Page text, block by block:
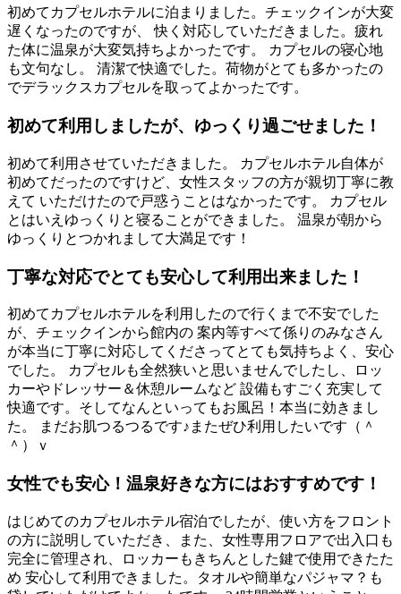
初めてカプセルホテルに泊まりました。チェックインが大変
遅くなったのですが、 快く対応していただきました。疲れ
た体に温泉が大変気持ちよかったです。 カプセルの寝心地
も文句なし。 清潔で快適でした。荷物がとても多かったの
でデラックスカプセルを取ってよかったです。
初めて利用しましたが、ゆっくり過ごせました！
初めて利用させていただきました。 カプセルホテル自体が
初めてだったのですけど、女性スタッフの方が親切丁寧に教
えて いただけたので戸惑うことはなかったです。 カプセル
とはいえゆっくりと寝ることができました。 温泉が朝から
ゆっくりとつかれまして大満足です！
丁寧な対応でとても安心して利用出来ました！
初めてカプセルホテルを利用したので行くまで不安でした
が、チェックインから館内の 案内等すべて係りのみなさん
が本当に丁寧に対応してくださってとても気持ちよく、安心
でした。 カプセルも全然狭いと思いませんでしたし、ロッ
カーやドレッサー＆休憩ルームなど 設備もすごく充実して
快適です。そしてなんといってもお風呂！本当に効きまし
た。 まだお肌つるつるです♪またぜひ利用したいです（＾
＾）ｖ
女性でも安心！温泉好きな方にはおすすめです！
はじめてのカプセルホテル宿泊でしたが、使い方をフロント
の方に説明していただき、また、女性専用フロアで出入口も
完全に管理され、ロッカーもきちんとした鍵で使用できたた
め 安心して利用できました。タオルや簡単なパジャマ？も